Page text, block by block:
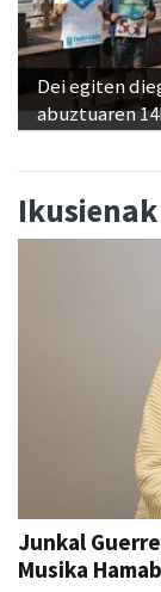
Dei egiten
abuztuaren
Ikusienak
Junkal
Musika